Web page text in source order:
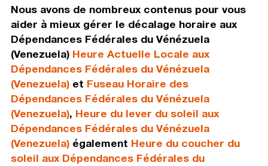
Nous avons de nombreux contenus pour vous
aider à mieux gérer le décalage horaire aux
Dépendances Fédérales du Vénézuela
(Venezuela) Heure Actuelle Locale aux
Dépendances Fédérales du Vénézuela
(Venezuela)et Fuseau Horaire des
Dépendances Fédérales du Vénézuela
(Venezuela), Heure du lever du soleil aux
Dépendances Fédérales du Vénézuela
(Venezuela)également Heure du coucher du
soleil aux Dépendances Fédérales du